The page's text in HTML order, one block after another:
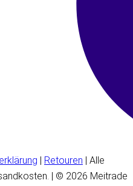
| Retouren | Alle
| © 2026 Meitrade